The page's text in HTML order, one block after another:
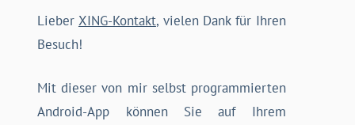
Lieber XING-Kontakt, vielen Dank für Ihren
Besuch!
Mit dieser von mir selbst programmierten
Android-App können Sie auf Ihrem